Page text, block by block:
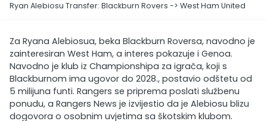
Ryan Alebiosu Transfer: Blackburn Rovers -> West Ham United
Za Ryana Alebiosua, beka Blackburn Roversa, navodno je
zainteresiran West Ham, a interes pokazuje i Genoa.
Navodno je klub iz Championshipa za igrača, koji s
Blackburnom ima ugovor do 2028., postavio odštetu od
5 milijuna funti. Rangers se priprema poslati službenu
ponudu, a Rangers News je izvijestio da je Alebiosu blizu
dogovora o osobnim uvjetima sa škotskim klubom.